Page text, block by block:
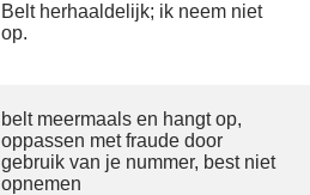
Belt herhaaldelijk; ik neem niet
op.
belt meermaals en hangt op,
oppassen met fraude door
gebruik van je nummer, best niet
opnemen